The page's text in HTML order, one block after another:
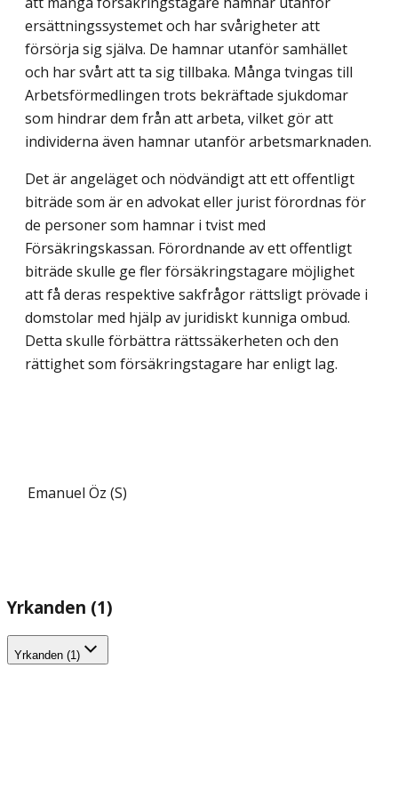
ersättningssystemet och har svårigheter att
försörja sig själva. De hamnar utanför samhället
och har svårt att ta sig tillbaka. Många tvingas till
Arbetsförmedlingen trots bekräftade sjukdomar
som hindrar dem från att arbeta, vilket gör att
individerna även hamnar utanför arbetsmarknaden.
Det är angeläget och nödvändigt att ett offentligt
biträde som är en advokat eller jurist förordnas för
de personer som hamnar i tvist med
Försäkringskassan. Förordnande av ett offentligt
biträde skulle ge fler försäkringstagare möjlighet
att få deras respektive sakfrågor rättsligt prövade i
domstolar med hjälp av juridiskt kunniga ombud.
Detta skulle förbättra rättssäkerheten och den
rättighet som försäkringstagare har enligt lag.
Emanuel Öz (S)
Yrkanden (1)
Yrkanden (1)